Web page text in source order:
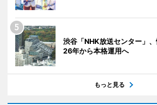
渋谷「NHK放送センター」
26年から本格運用へ
もっと見る